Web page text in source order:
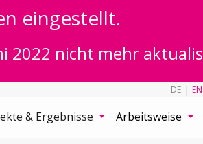
eingestellt.
2022 nicht mehr
DE | EN
& Ergebnisse Arbeitsweise